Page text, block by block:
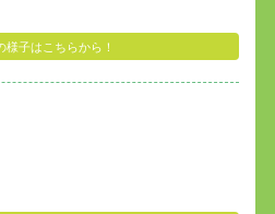
様子はこちらから！